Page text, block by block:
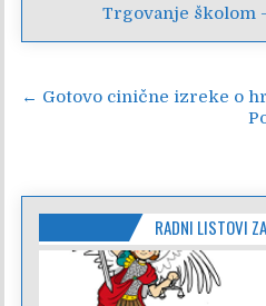
Trgovanje školom
Navigacija
← Gotovo cinične izreke o
RADNI LISTOVI